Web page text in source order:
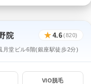
院 ★ 4.6(820)
月堂ビル6階(銀座駅徒歩2分)
VIO脱毛